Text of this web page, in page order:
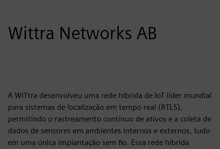
Wittra Networks AB
A WiTtra desenvolveu uma rede híbrida de IoT líder mundial
para sistemas de localização em tempo real (RTLS),
permitindo o rastreamento contínuo de ativos e a coleta de
dados de sensores em ambientes internos e externos, tudo
em uma única implantação sem fio. Essa rede híbrida